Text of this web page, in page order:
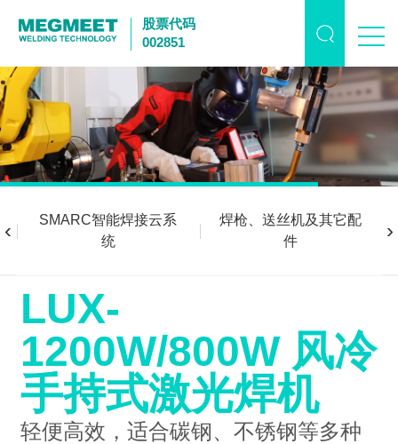
股票代码
002851
SMARC智能焊接云系
统
焊枪、送丝机及其它配
件
‹ ›
LUX-
1200W/800W 风冷
手持式激光焊机
轻便高效，适合碳钢、不锈钢等多种